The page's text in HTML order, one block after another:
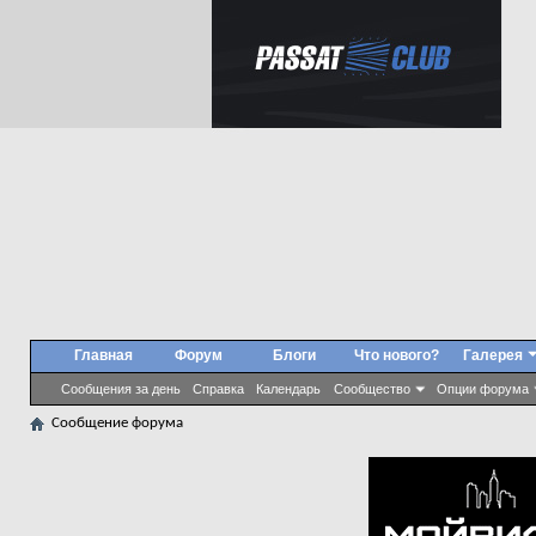
Главная Форум
Сообщения за день Справка Календарь Сообщество Опции форума
Блоги Что нового? Галерея
Сообщение форума